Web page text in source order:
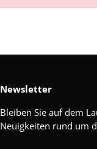
Newsletter
Bleiben Sie auf dem
Neuigkeiten rund um